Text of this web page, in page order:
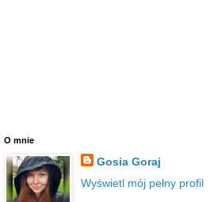
O mnie
Gosia Goraj
Wyświetl mój pełny profil